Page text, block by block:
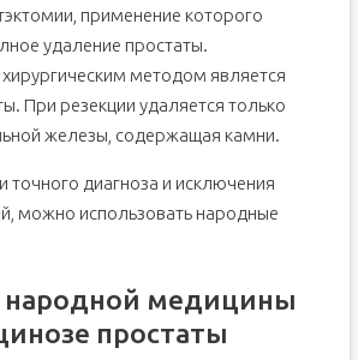
применение которого
удаление простаты.
методом является
При резекции удаляется только
железы, содержащая камни.
точного диагноза и исключения
можно использовать народные
народной медицины
простаты